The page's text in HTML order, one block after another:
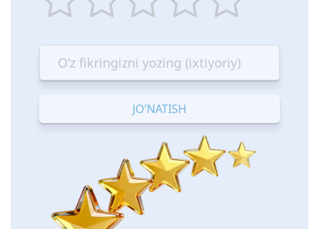
star
Terrible
stars
—
Bad
stars
—
OK
stars
—
Good
stars
—
Excellent